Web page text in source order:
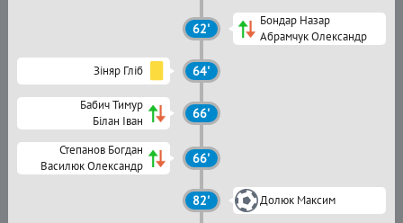
62'
Бондар Назар
Абрамчук Олександр
Зіняр Гліб 64'
Бабич Тимур
Білан Іван
66'
Степанов Богдан
Василюк Олександр
66'
82' Долюк Максим